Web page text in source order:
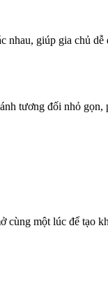
nhau, giúp gia chủ
tương đối nhỏ
cùng một lúc để tạo